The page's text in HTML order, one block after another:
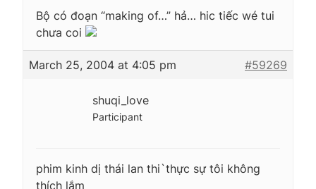
Bộ có đoạn “making of…” hả… hic tiếc wé tui
chưa coi
March 25, 2004 at 4:05 pm #59269
shuqi_love
Participant
phim kinh dị thái lan thi`thực sự tôi không
thích lắm